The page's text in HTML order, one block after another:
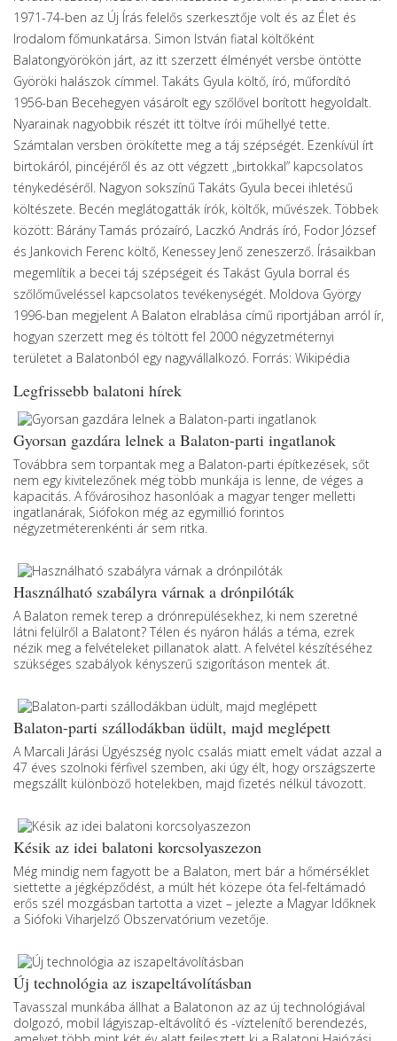
1971-74-ben az Új Írás felelős szerkesztője volt és az Élet és
Irodalom főmunkatársa. Simon István fiatal költőként
Balatongyörökön járt, az itt szerzett élményét versbe öntötte
Györöki halászok címmel. Takáts Gyula költő, író, műfordító
1956-ban Becehegyen vásárolt egy szőlővel borított hegyoldalt.
Nyarainak nagyobbik részét itt töltve írói műhellyé tette.
Számtalan versben örökítette meg a táj szépségét. Ezenkívül írt
birtokáról, pincéjéről és az ott végzett „birtokkal” kapcsolatos
ténykedéséről. Nagyon sokszínű Takáts Gyula becei ihletésű
költészete. Becén meglátogatták írók, költők, művészek. Többek
között: Bárány Tamás prózaíró, Laczkó András író, Fodor József
és Jankovich Ferenc költő, Kenessey Jenő zeneszerző. Írásaikban
megemlítik a becei táj szépségeit és Takást Gyula borral és
szőlőműveléssel kapcsolatos tevékenységét. Moldova György
1996-ban megjelent A Balaton elrablása című riportjában arról ír,
hogyan szerzett meg és töltött fel 2000 négyzetméternyi
területet a Balatonból egy nagyvállalkozó. Forrás: Wikipédia
Legfrissebb balatoni hírek
Gyorsan gazdára lelnek a Balaton-parti ingatlanok
Továbbra sem torpantak meg a Balaton-parti építkezések, sőt
nem egy kivitelezőnek még több munkája is lenne, de véges a
kapacitás. A fővárosihoz hasonlóak a magyar tenger melletti
ingatlanárak, Siófokon még az egymillió forintos
négyzetméterenkénti ár sem ritka.
Használható szabályra várnak a drónpilóták
A Balaton remek terep a drónrepülésekhez, ki nem szeretné
látni felülről a Balatont? Télen és nyáron hálás a téma, ezrek
nézik meg a felvételeket pillanatok alatt. A felvétel készítéséhez
szükséges szabályok kényszerű szigorításon mentek át.
Balaton-parti szállodákban üdült, majd meglépett
A Marcali Járási Ügyészség nyolc csalás miatt emelt vádat azzal a
47 éves szolnoki férfivel szemben, aki úgy élt, hogy országszerte
megszállt különböző hotelekben, majd fizetés nélkül távozott.
Késik az idei balatoni korcsolyaszezon
Még mindig nem fagyott be a Balaton, mert bár a hőmérséklet
siettette a jégképződést, a múlt hét közepe óta fel-feltámadó
erős szél mozgásban tartotta a vizet – jelezte a Magyar Időknek
a Siófoki Viharjelző Obszervatórium vezetője.
Új technológia az iszapeltávolításban
Tavasszal munkába állhat a Balatonon az az új technológiával
dolgozó, mobil lágyiszap-eltávolító és -víztelenítő berendezés,